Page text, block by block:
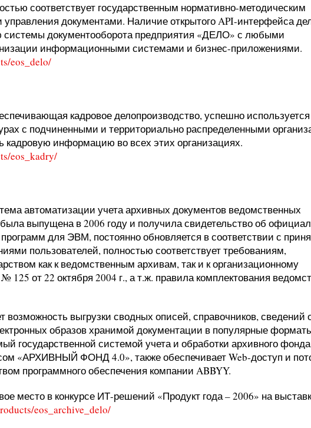
соответствует государственным нормативно-методическим
управления документами. Наличие открытого API-интерфейса
системы документооборота предприятия «ДЕЛО» с любыми
информационными системами и бизнес-приложениями.
eos_delo/
кадровое делопроизводство, успешно
с подчиненными и территориально распределенными
кадровую информацию во всех этих организациях.
eos_kadry/
автоматизации учета архивных документов ведомственных
выпущена в 2006 году и получила свидетельство об
для ЭВМ, постоянно обновляется в соответствии с
пользователей, полностью соответствует требованиям,
как к ведомственным архивам, так и к организационному
125 от 22 октября 2004 г., а т.ж. правила комплектования
возможность выгрузки сводных описей, справочников, сведений
образов хранимой документации в популярные
государственной системой учета и обработки архивного
«АРХИВНЫЙ ФОНД 4.0», также обеспечивает Web-доступ и
программного обеспечения компании ABBYY.
место в конкурсе ИТ-решений «Продукт года – 2006» на
eos_archive_delo/